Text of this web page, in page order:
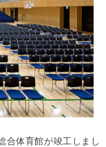
合体育館が竣工しまし